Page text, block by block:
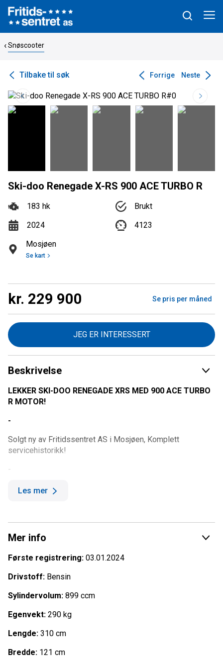
Snøscooter
Tilbake til søk Forrige Neste
Ski-doo Renegade X-RS 900 ACE TURBO R
183 hk
Brukt
2024
4123
Mosjøen
Se kart
kr. 229 900 Se pris per måned
JEG ER INTERESSERT
Beskrivelse
LEKKER SKI-DOO RENEGADE XRS MED 900 ACE TURBO
R MOTOR!
-
Solgt ny av Fritidssentret AS i Mosjøen, Komplett
servicehistorikk!
-
Velutstyrt scooter med meget imponerede
-
Høydepunkter utstyr:
Smart Shox dempersystem
(navigasjonssystem)
Hanskeromsutvidelse
Justerbart styre
Isrivere
Les mer
Mer info
Første registrering: 03.01.2024
Drivstoff: Bensin
Sylindervolum: 899 ccm
Egenvekt: 290 kg
Lengde: 310 cm
Bredde: 121 cm